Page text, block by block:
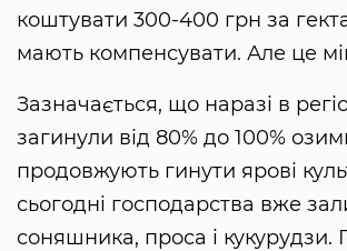
коштувати 300-400 грн за
мають компенсувати. Але це
Зазначається, що наразі в
загинули від 80% до 100%
продовжують гинути ярові
сьогодні господарства вже
соняшника, проса і кукурудзи.